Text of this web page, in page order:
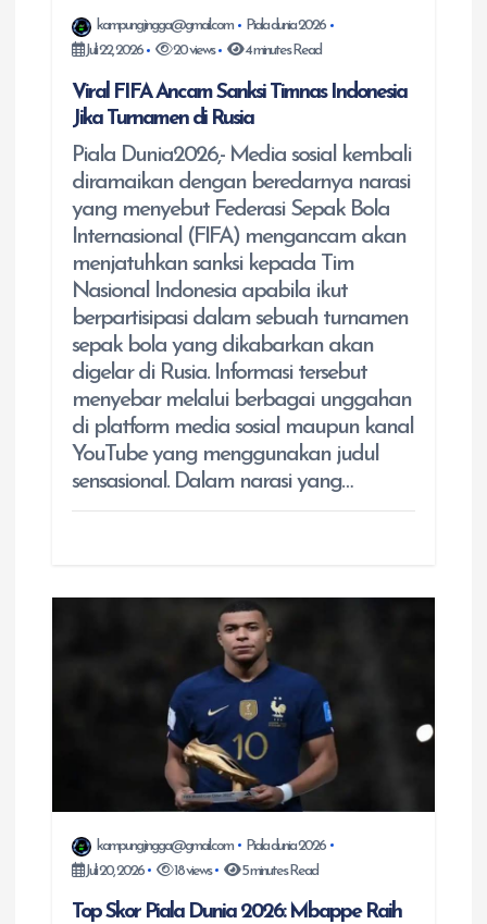
kampungjingga@gmail.com
Piala dunia 2026
Juli 22, 2026
20 views 4 minutes Read
Viral FIFA Ancam Sanksi Timnas Indonesia
Jika Turnamen di Rusia
Piala Dunia2026,- Media sosial kembali
diramaikan dengan beredarnya narasi
yang menyebut Federasi Sepak Bola
Internasional (FIFA) mengancam akan
menjatuhkan sanksi kepada Tim
Nasional Indonesia apabila ikut
berpartisipasi dalam sebuah turnamen
sepak bola yang dikabarkan akan
digelar di Rusia. Informasi tersebut
menyebar melalui berbagai unggahan
di platform media sosial maupun kanal
YouTube yang menggunakan judul
sensasional. Dalam narasi yang…
kampungjingga@gmail.com
Piala dunia 2026
Juli 20, 2026
18 views 5 minutes Read
Top Skor Piala Dunia 2026: Mbappe Raih